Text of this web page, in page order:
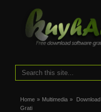
Home » Multimedia »
Grati